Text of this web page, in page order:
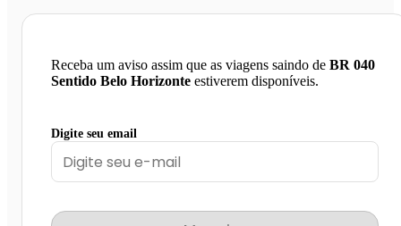
Receba um aviso assim que as viagens saindo de BR 040
Sentido Belo Horizonte estiverem disponíveis.
Digite seu email